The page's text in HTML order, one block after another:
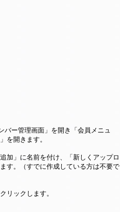
バー管理画面」を開き「会員メニュ
を開きます。
加」に名前を付け、「新しくアップロ
す。（すでに作成している方は不要で
リックします。